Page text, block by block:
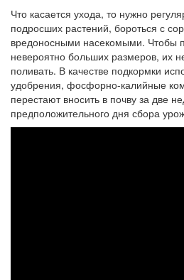
Что касается ухода, то нужно
подросших растений, бороться с
вредоносными насекомыми. Чтобы
невероятно больших размеров, их
поливать. В качестве подкормки
удобрения, фосфорно-калийные
перестают вносить в почву за две
предположительного дня сбора